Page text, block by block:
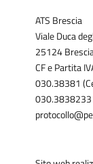
ATS Brescia
Viale Duca
25124
CF e Partita
030.38381
030.3838233